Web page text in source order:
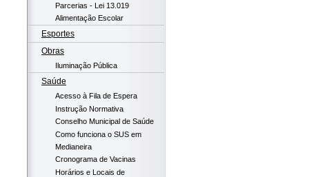
Parcerias - Lei 13.019
Alimentação Escolar
Esportes
Obras
Iluminação Pública
Saúde
Acesso à Fila de Espera
Instrução Normativa
Conselho Municipal de Saúde
Como funciona o SUS em
Medianeira
Cronograma de Vacinas
Horários e Locais de